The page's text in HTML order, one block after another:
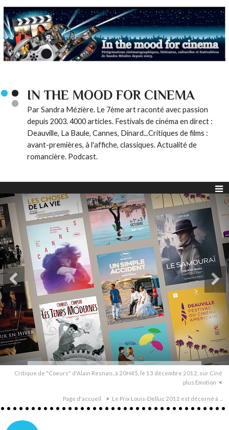
IN THE MOOD FOR CINEMA
Par Sandra Mézière. Le 7ème art raconté avec passion
depuis 2003. 4000 articles. Festivals de cinéma en direct :
Deauville, La Baule, Cannes, Dinard...Critiques de films :
avant-premières, à l'affiche, classiques. Actualité de
romancière. Podcast.
Critique de "Coeurs" d'Alain Resnais, à 20H45, le 13 décembre 2012, sur Ciné
plus Emotion
Page d'accueil Le Prix Louis-Delluc 2012 est décerné à ...